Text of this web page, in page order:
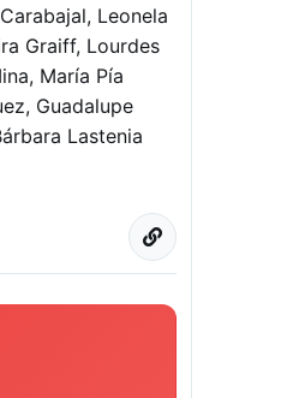
Leonela
Graiff, Lourdes
María Pía
Guadalupe
Lastenia